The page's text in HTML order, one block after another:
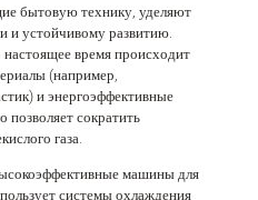
бытовую технику, уделяют
и устойчивому развитию.
время происходит
(например,
и энергоэффективные
сократить
газа.
машины для
системы охлаждения